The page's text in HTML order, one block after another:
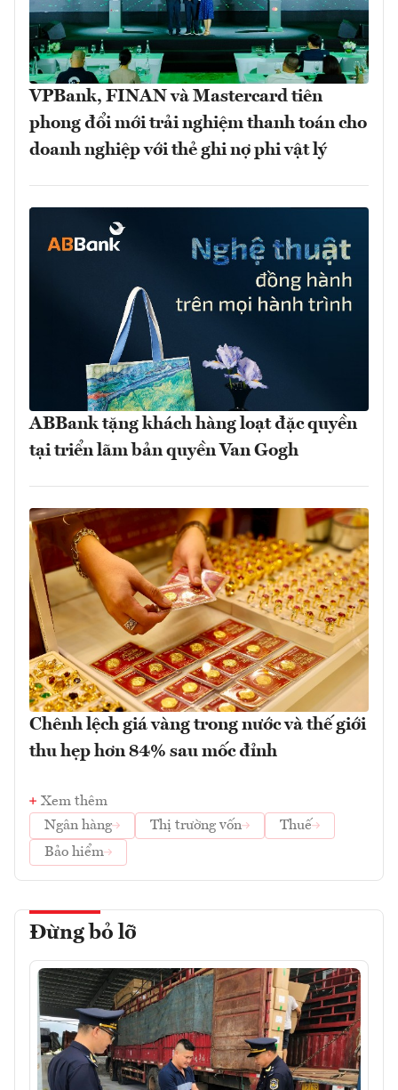
VPBank, FINAN và Mastercard tiên
phong đổi mới trải nghiệm thanh toán cho
doanh nghiệp với thẻ ghi nợ phi vật lý
ABBank tặng khách hàng loạt đặc quyền
tại triển lãm bản quyền Van Gogh
Chênh lệch giá vàng trong nước và thế giới
thu hẹp hơn 84% sau mốc đỉnh
Xem thêm
Ngân hàng
Thị trường vốn
Thuế
Bảo hiểm
Đừng bỏ lỡ